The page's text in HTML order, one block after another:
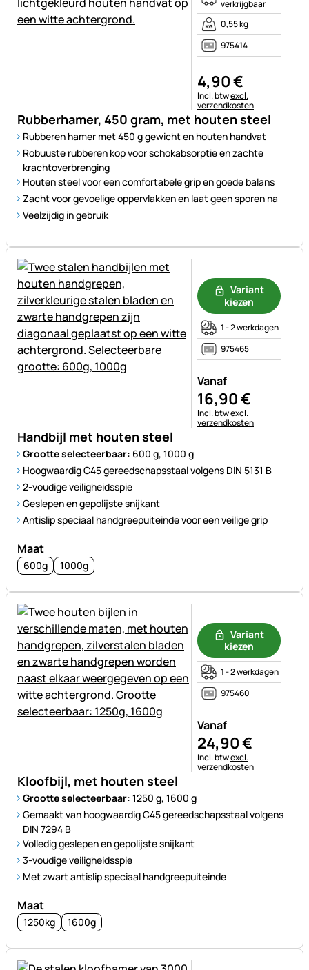
Rubberhamer, 450 gram, met houten steel
Rubberen hamer met 450 g gewicht en houten handvat
Robuuste rubberen kop voor schokabsorptie en zachte
krachtoverbrenging
Houten steel voor een comfortabele grip en goede balans
Zacht voor gevoelige oppervlakken en laat geen sporen na
Veelzijdig in gebruik
verkrijgbaar
0,55 kg
975414
4,90€
Belastinginformatie:
Incl. btwexcl.
verzendkosten
Handbijl met houten steel
Grootte selecteerbaar: 600 g, 1000 g
Hoogwaardig C45 gereedschapsstaal volgens DIN 5131 B
2-voudige veiligheidsspie
Geslepen en gepolijste snijkant
Antislip speciaal handgreepuiteinde voor een veilige grip
Maat
600g 1000g
Variant
kiezen
1 - 2 werkdagen
975465
Vanaf
16,90€
Belastinginformatie:
Incl. btwexcl.
verzendkosten
Kloofbijl, met houten steel
Grootte selecteerbaar: 1250 g, 1600 g
Gemaakt van hoogwaardig C45 gereedschapsstaal volgens
DIN 7294 B
Volledig geslepen en gepolijste snijkant
3-voudige veiligheidsspie
Met zwart antislip speciaal handgreepuiteinde
Maat
1250kg 1600g
Variant
kiezen
1 - 2 werkdagen
975460
Vanaf
24,90€
Belastinginformatie:
Incl. btwexcl.
verzendkosten